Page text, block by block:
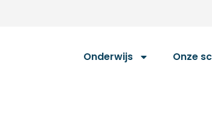
Onderwijs Onze